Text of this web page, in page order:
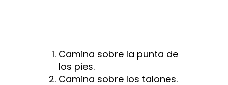
Camina sobre la punta de
los pies.
Camina sobre los talones.